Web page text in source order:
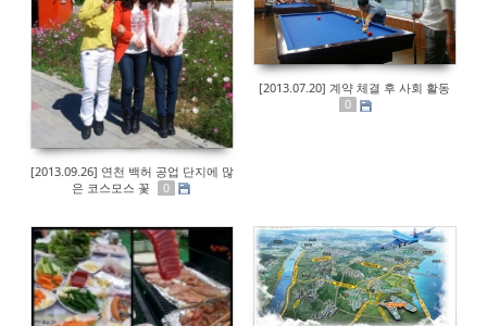
[2013.09.26] 연천 백허 공업 단지에 많
은 코스모스 꽃
0
[2013.07.20] 계약 체결 후 사회 활동
0